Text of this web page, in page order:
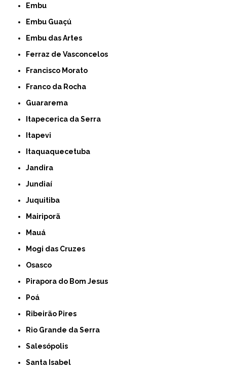
Embu
Embu Guaçú
Embu das Artes
Ferraz de Vasconcelos
Francisco Morato
Franco da Rocha
Guararema
Itapecerica da Serra
Itapevi
Itaquaquecetuba
Jandira
Jundiaí
Juquitiba
Mairiporã
Mauá
Mogi das Cruzes
Osasco
Pirapora do Bom Jesus
Poá
Ribeirão Pires
Rio Grande da Serra
Salesópolis
Santa Isabel